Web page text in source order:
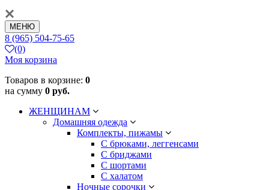
МЕНЮ
8 (965) 504-75-65
(0)
Моя корзина
Товаров в корзине: 0
на сумму 0 руб.
ЖЕНЩИНАМ
Домашняя одежда
Комплекты, пижамы
С брюками, леггенсами
С бриджами
С шортами
С халатом
Ночные сорочки